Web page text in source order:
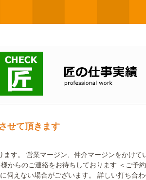
せて頂きます
す。 営業マージン、仲介マージンをかけ
からのご連絡をお待ちしております ＜ご予
えない場合がございます。 詳しい打ち合